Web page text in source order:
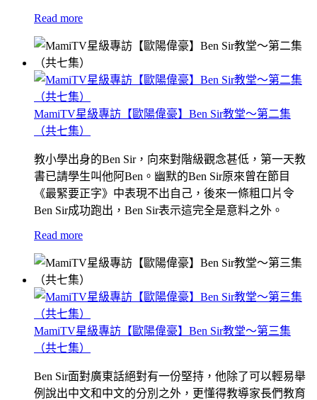
Read more
MamiTV星級專訪【歐陽偉豪】Ben Sir教堂～第二集
（共七集）
教小學出身的Ben Sir，向來對階級觀念甚低，第一天教
書已請學生叫他阿Ben。幽默的Ben Sir原來曾在節目
《最緊要正字》中表現不出自己，後來一條粗口片令
Ben Sir成功跑出，Ben Sir表示這完全是意料之外。
Read more
MamiTV星級專訪【歐陽偉豪】Ben Sir教堂～第三集
（共七集）
Ben Sir面對廣東話絕對有一份堅持，他除了可以輕易舉
例說出中文和中文的分別之外，更懂得教導家長們教育